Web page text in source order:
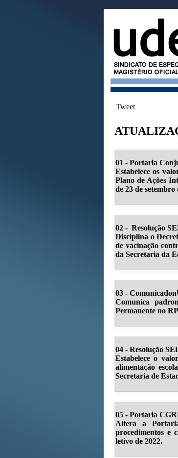
Tweet
01 - Portaria
Estabelece os
Plano de Ações
de 23 de setembro
02 - Resolução
Disciplina o
de vacinação
da Secretaria da
03 -
Comunica
Permanente no
04 - Resolução
Estabelece o
alimentação
Secretaria de
05 - Portaria
Altera a
procedimentos e
letivo de 2022.